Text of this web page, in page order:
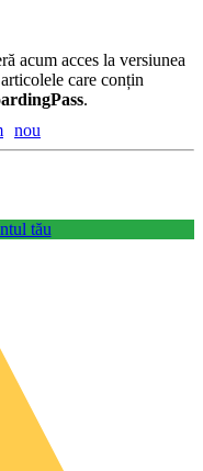
acum acces la versiunea
care conțin
.
nou
tău